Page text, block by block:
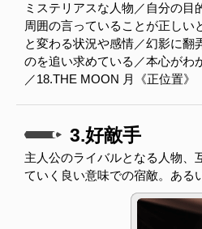
ミステリアスな人物／自分の目
周囲の言っていることが正しい
と変わる状況や感情／幻影に翻
のを追い求めている／本心がわ
／18.THE MOON 月《正位置》
3.好敵手
主人公のライバルとなる人物、
ていく良い意味での宿敵。ある